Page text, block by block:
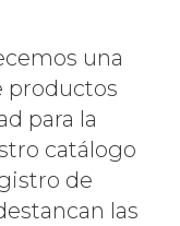
una
productos
para la
catálogo
de
las